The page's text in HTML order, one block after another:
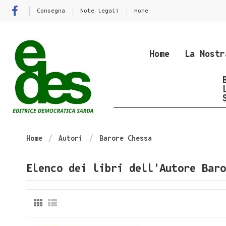
Consegna Note legali Home
Home La
Home Autori Barore Chessa
Elenco dei libri dell'Autore